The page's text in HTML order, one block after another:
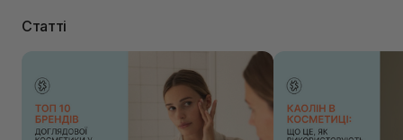
Статті